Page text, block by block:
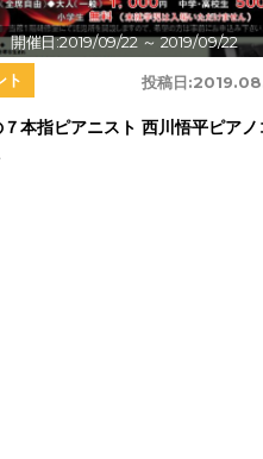
開催日:2019/09/22～ 2019/09/22
投稿日:
ト
本指ピアニスト 西川悟平ピアノ